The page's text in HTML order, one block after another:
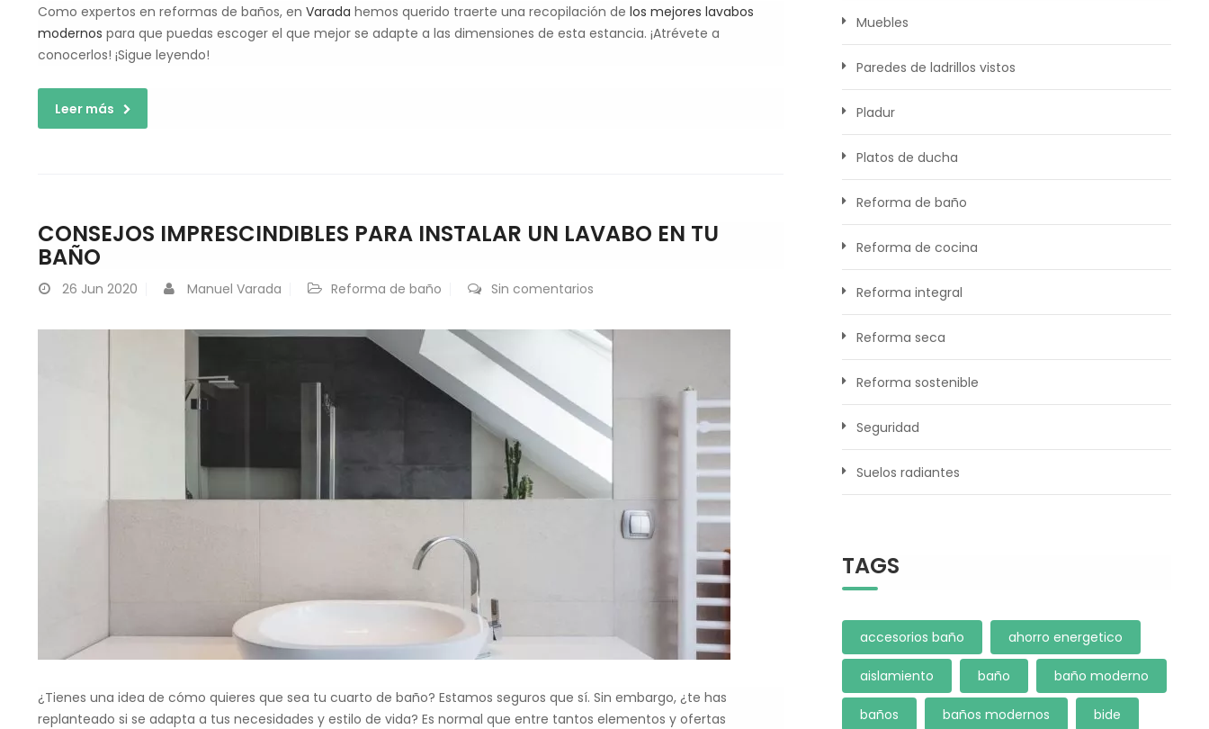
Como expertos en reformas de baños, en Varada hemos querido traerte una recopilación de los mejores lavabos
modernos para que puedas escoger el que mejor se adapte a las dimensiones de esta estancia. ¡Atrévete a
conocerlos! ¡Sigue leyendo!
Leer más
CONSEJOS IMPRESCINDIBLES PARA INSTALAR UN LAVABO EN TU
BAÑO
26 Jun 2020 Manuel Varada Reforma de baño Sin comentarios
¿Tienes una idea de cómo quieres que sea tu cuarto de baño? Estamos seguros que sí. Sin embargo, ¿te has
replanteado si se adapta a tus necesidades y estilo de vida? Es normal que entre tantos elementos y ofertas
Muebles
Paredes de ladrillos vistos
Pladur
Platos de ducha
Reforma de baño
Reforma de cocina
Reforma integral
Reforma seca
Reforma sostenible
Seguridad
Suelos radiantes
TAGS
accesorios baño ahorro energetico
aislamiento baño baño moderno
baños baños modernos bide